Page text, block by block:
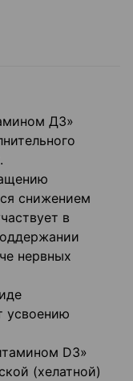
Д3»
снижением
в
нервных
усвоению
D3»
(хелатной)